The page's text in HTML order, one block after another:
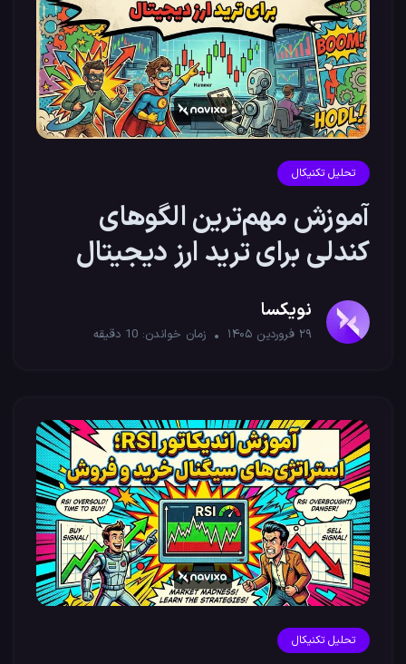
تحلیل تکنیکال
آموزش مهم‌ترین الگوهای
کندلی برای ترید ارز دیجیتال
نویکسا
۲۹ فروردین ۱۴۰۵ زمان خواندن: 10 دقیقه
تحلیل تکنیکال